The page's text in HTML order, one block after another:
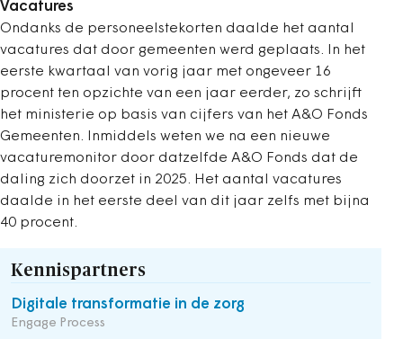
Vacatures
Ondanks de personeelstekorten daalde het aantal
vacatures dat door gemeenten werd geplaats. In het
eerste kwartaal van vorig jaar met ongeveer 16
procent ten opzichte van een jaar eerder, zo schrijft
het ministerie op basis van cijfers van het A&O Fonds
Gemeenten. Inmiddels weten we na een nieuwe
vacaturemonitor door datzelfde A&O Fonds dat de
daling zich doorzet in 2025. Het aantal vacatures
daalde in het eerste deel van dit jaar zelfs met bijna
40 procent.
Kennispartners
Digitale transformatie in de zorg
Engage Process